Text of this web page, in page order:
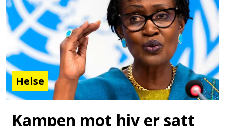
Helse
Kampen mot hiv er satt